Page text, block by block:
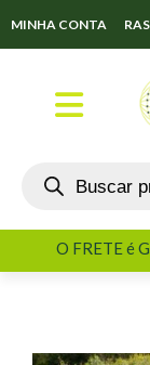
MINHA CONTA
O FRETE é
O FRETE é